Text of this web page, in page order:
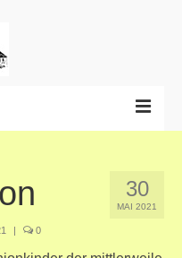
30
MAI 2021
| 0